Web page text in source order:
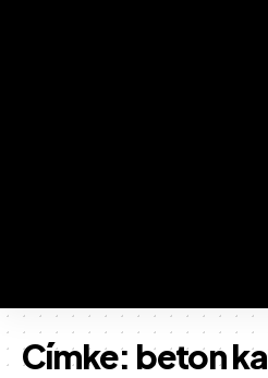
Címke: beton